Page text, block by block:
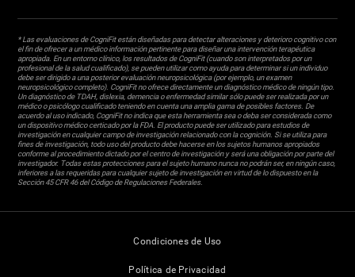
* Las evaluaciones de CogniFit están diseñadas para detectar alteraciones y deterioro cognitivo con
el fin de ofrecer a un médico información pertinente para diseñar una intervención terapéutica
apropiada. En un entorno clínico, los resultados de CogniFit (cuando son interpretados por un
profesional de la salud cualificado), se pueden utilizar como ayuda para determinar si un individuo
debe ser dirigido a una posterior evaluación neuropsicológica (por ejemplo, un examen
neuropsicológico completo). CogniFit no ofrece directamente un diagnóstico médico de ningún tipo.
Un diagnóstico de TDAH, dislexia, demencia o enfermedad similar sólo puede ser realizada por un
médico o psicólogo cualificado teniendo en cuenta una amplia gama de posibles factores. De
acuerdo al uso indicado, CogniFit no indica que esta herramienta sea o deba ser considerada como
un dispositivo médico certicado por la FDA. El producto puede ser utilizado para estudios de
investigación en cualquier campo de investigación relacionado con la cognición. Si se utiliza para
fines de investigación, todo uso del producto debe hacerse en los sujetos humanos apropiados
conforme al procedimiento dictado por el centro de investigación y será una obligación por parte del
investigador. Todas estas protecciones para el sujeto humano nunca no podrán ser, en ningún caso,
inferiores a las requeridas para cualquier sujeto de investigación en virtud de lo dispuesto en la
Sección 45 CFR 46 del Código de Regulaciones Federales.
Condiciones de Uso
Política de Privacidad